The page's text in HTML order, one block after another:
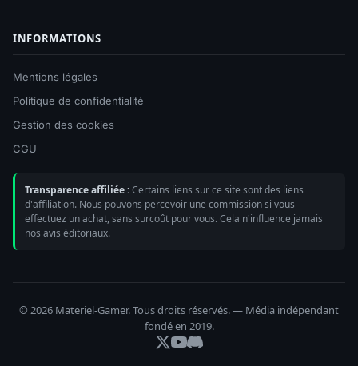
INFORMATIONS
Mentions légales
Politique de confidentialité
Gestion des cookies
CGU
Transparence affiliée :Certains liens sur ce site sont des liens
d'affiliation. Nous pouvons percevoir une commission si vous
effectuez un achat, sans surcoût pour vous. Cela n'influence jamais
nos avis éditoriaux.
© 2026 Materiel-Gamer. Tous droits réservés. — Média indépendant
fondé en 2019.